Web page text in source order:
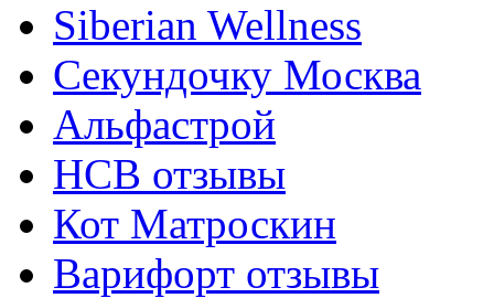
Siberian Wellness
Секундочку Москва
Альфастрой
НСВ отзывы
Кот Матроскин
Варифорт отзывы